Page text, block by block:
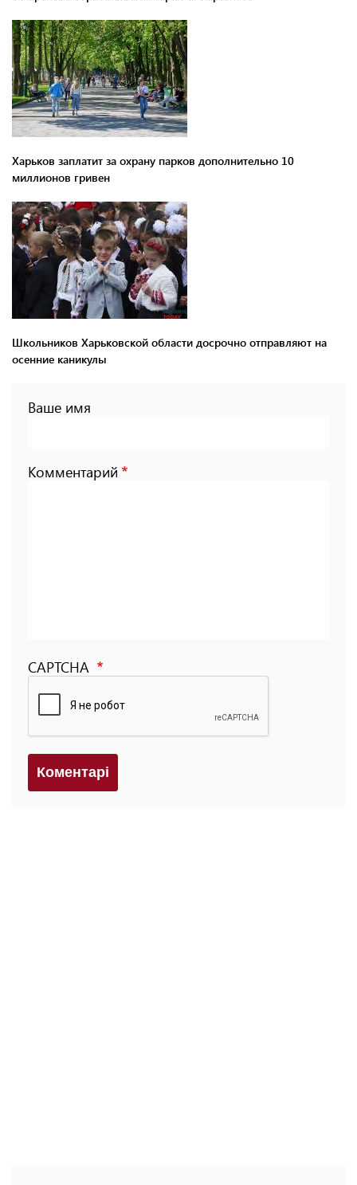
Харьков заплатит за охрану парков дополнительно 10
миллионов гривен
Школьников Харьковской области досрочно отправляют на
осенние каникулы
Ваше имя
Комментарий
CAPTCHA
Коментарi